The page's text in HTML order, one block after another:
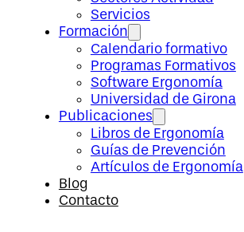
Servicios
Formación
Calendario formativo
Programas Formativos
Software Ergonomía
Universidad de Girona
Publicaciones
Libros de Ergonomía
Guías de Prevención
Artículos de Ergonomía
Blog
Contacto